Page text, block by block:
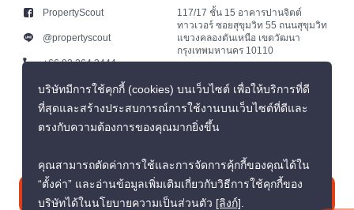
PropertyScout
@propertyscout
+66 92 264 3444
+66 92 264 3444
contact@propertyscout.co.th
117/17 ชั้น 15 อาคารปานจิตต์
ทาวเวอร์ ซอยสุขุมวิท 55 ถนนสุขุมวิท
แขวงคลองตันเหนือ เขตวัฒนา
กรุงเทพมหานคร 10110
ติดต่อเรา
บริษัทมีการใช้คุกกี้ (cookies) บนเว็บไซต์ เพื่อให้บริการที่ดี
ที่สุดและสร้างประสบการณ์การใช้งานบนเว็บไซต์ที่ดีและ
ตรงกับความต้องการของคุณมากยิ่งขึ้น
คุณสามารถตัดค่าการใช้และการจัดการคุ้กกี้ของคุณได้ใน
“ตั้งค่า” และอ่านข้อมูลเพิ่มเติมเกี่ยวกับวิธีการใช้คุกกี้ของ
บริษัทได้ในนโยบายความเป็นส่วนตัว [ลิงก์].